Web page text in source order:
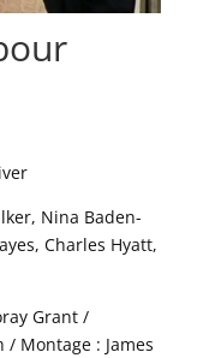
Nina Baden-
Charles Hyatt,
Grant /
Montage : James